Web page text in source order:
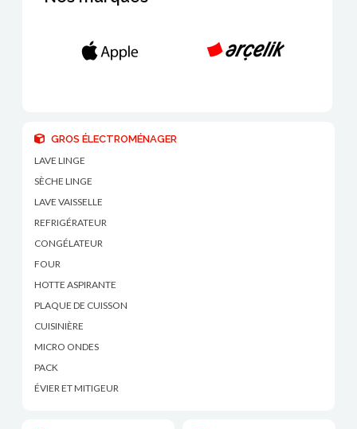
GROS ÉLECTROMÉNAGER
LAVE LINGE
SÈCHE LINGE
LAVE VAISSELLE
REFRIGÉRATEUR
CONGÉLATEUR
FOUR
HOTTE ASPIRANTE
PLAQUE DE CUISSON
CUISINIÈRE
MICRO ONDES
PACK
ÉVIER ET MITIGEUR